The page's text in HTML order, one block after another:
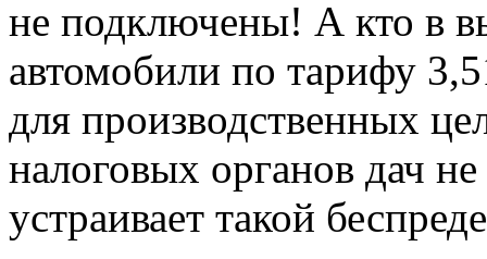
не подключены! А кто в
автомобили по тарифу
для производственных
налоговых органов дач
устраивает такой